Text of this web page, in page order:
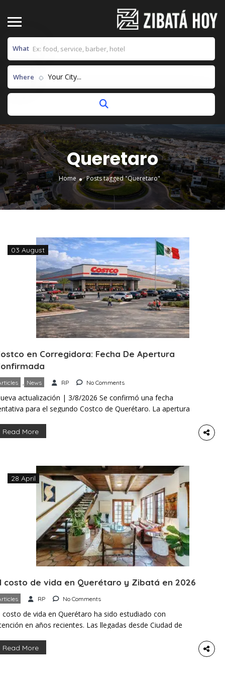
What
Where Your City...
Queretaro
Home Posts tagged "Queretaro"
03 August
en Corregidora: Fecha De Apertura
, News RP No Comments
actualización | 3/8/2026 Se confirmó una fecha
para el segundo Costco de Querétaro. La apertura
fue hecho por Adolfo Colín, secretario de Desarrollo
Read More
28 April
costo de vida en Querétaro y Zibatá en 2026
RP No Comments
costo de vida en Querétaro ha sido estudiado con
en años recientes. Las llegadas desde Ciudad de
La demanda empujó los precios al alza. Sin embargo,
Read More